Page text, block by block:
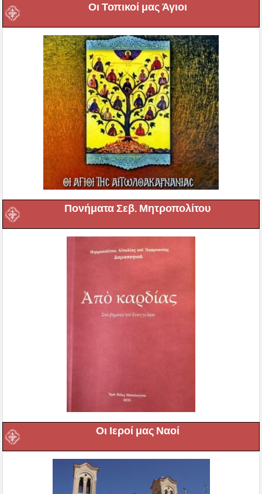
Οι Τοπικοί μας Άγιοι
Πονήματα Σεβ. Μητροπολίτου
Οι Ιεροί μας Ναοί